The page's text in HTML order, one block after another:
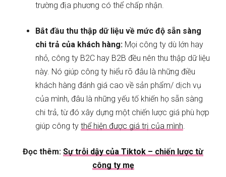
trường địa phương có thể chấp nhận.
Bắt đầu thu thập dữ liệu về mức độ sẵn sàng
chi trả của khách hàng: Mọi công ty dù lớn hay
nhỏ, công ty B2C hay B2B đều nên thu thập dữ liệu
này. Nó giúp công ty hiểu rõ đâu là những điều
khách hàng đánh giá cao về sản phẩm/ dịch vụ
của mình, đâu là những yếu tố khiến họ sẵn sàng
chi trả, từ đó xây dựng một chiến lược giá phù hợp
giúp công ty thể hiện được giá trị của mình.
Đọc thêm: Sự trỗi dậy của Tiktok – chiến lược từ
công ty mẹ